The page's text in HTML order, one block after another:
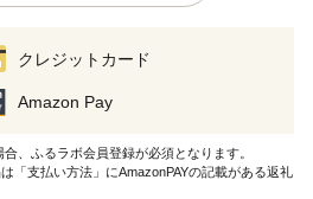
クレジットカード
Amazon Pay
、ふるラボ会員登録が必須となります。
「支払い方法」にAmazonPAYの記載がある返礼